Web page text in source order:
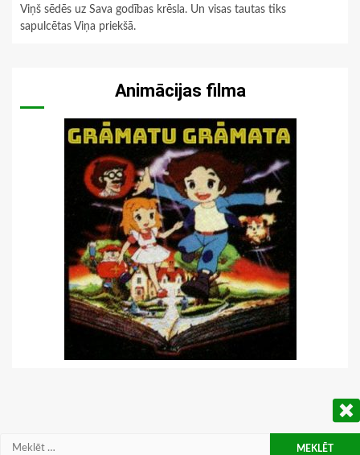
Viņš sēdēs uz Sava godības krēsla. Un visas tautas tiks
sapulcētas Viņa priekšā.
Animācijas filma
Meklēt: